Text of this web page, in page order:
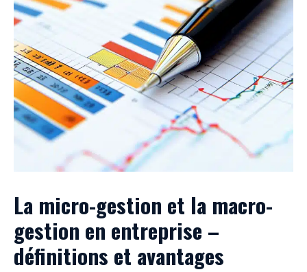
La micro-gestion et la macro-
gestion en entreprise –
définitions et avantages